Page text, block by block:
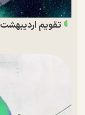
تقویم اردیبهشت ۱۴۰۵ و روز‌های تعطیل این ماه